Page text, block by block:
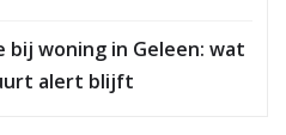
bij woning in Geleen: wat
alert blijft